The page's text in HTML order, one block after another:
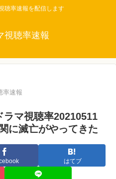
聴率速報を配信します
視聴率速報
率速報
マ視聴率20210511
に滅亡がやってきた
はてブ